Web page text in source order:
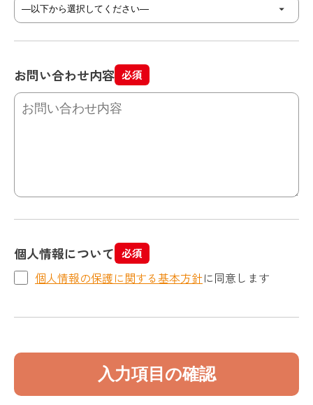
お問い合わせ内容 必須
個人情報について 必須
個人情報の保護に関する基本方針に同意します